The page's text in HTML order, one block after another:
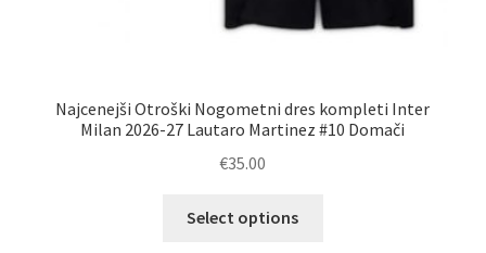
Najcenejši Otroški Nogometni dres kompleti Inter
Milan 2026-27 Lautaro Martinez #10 Domači
€35.00
Select options